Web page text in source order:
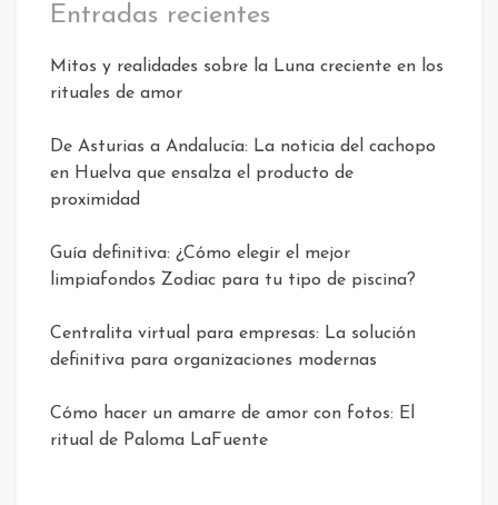
Entradas recientes
Mitos y realidades sobre la Luna creciente en los
rituales de amor
De Asturias a Andalucía: La noticia del cachopo
en Huelva que ensalza el producto de
proximidad
Guía definitiva: ¿Cómo elegir el mejor
limpiafondos Zodiac para tu tipo de piscina?
Centralita virtual para empresas: La solución
definitiva para organizaciones modernas
Cómo hacer un amarre de amor con fotos: El
ritual de Paloma LaFuente